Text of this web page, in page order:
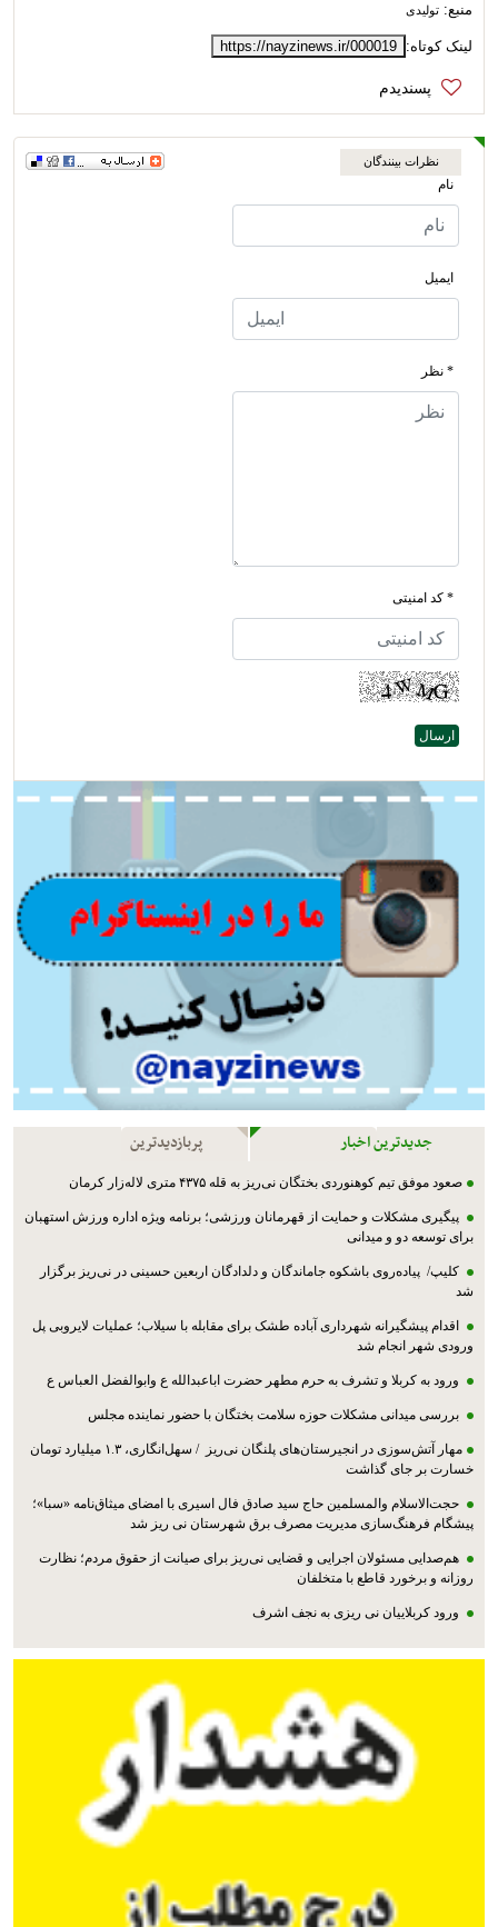
منبع: تولیدی
لینک کوتاه: https://nayzinews.ir/000019
نظرات بینندگان
نام
ایمیل
* نظر
* کد امنیتی
جدیدترین اخبار پربازدیدترین
صعود موفق تیم کوهنوردی بختگان نی‌ریز به قله ۴۳۷۵ متری لاله‌زار کرمان
پیگیری مشکلات و حمایت از قهرمانان ورزشی؛ برنامه ویژه اداره ورزش استهبان
برای توسعه دو و میدانی
کلیپ/ پیاده‌روی باشکوه جاماندگان و دلدادگان اربعین حسینی در نی‌ریز برگزار
شد
اقدام پیشگیرانه شهرداری آباده طشک برای مقابله با سیلاب؛ عملیات لایروبی پل
ورودی شهر انجام شد
ورود به کربلا و تشرف به حرم مطهر حضرت اباعبدالله ع وابوالفضل العباس ع
بررسی میدانی مشکلات حوزه سلامت بختگان با حضور نماینده مجلس
مهار آتش‌سوزی در انجیرستان‌های پلنگان نی‌ریز / سهل‌انگاری، ۱.۳ میلیارد تومان
خسارت بر جای گذاشت
حجت‌الاسلام والمسلمین حاج سید صادق فال اسیری با امضای میثاق‌نامه «سبا»؛
پیشگام فرهنگ‌سازی مدیریت مصرف برق شهرستان نی ریز شد
هم‌صدایی مسئولان اجرایی و قضایی نی‌ریز برای صیانت از حقوق مردم؛ نظارت
روزانه و برخورد قاطع با متخلفان
ورود کربلاییان نی ریزی به نجف اشرف